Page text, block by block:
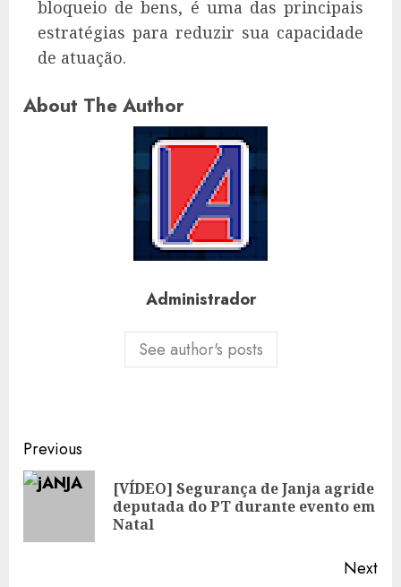
bloqueio de bens, é uma das principais
estratégias para reduzir sua capacidade
de atuação.
About The Author
Administrador
See author's posts
Post
navigation
Previous
[VÍDEO] Segurança de Janja agride
deputada do PT durante evento em
Natal
Next